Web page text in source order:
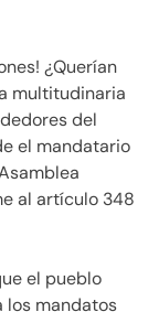
¿Querían
multitudinaria
del
el mandatario
al artículo 348
el pueblo
los mandatos